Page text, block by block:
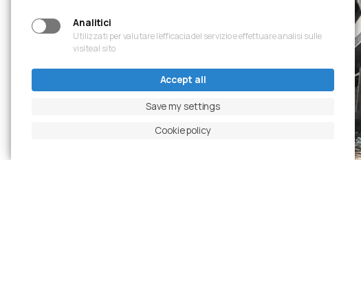
Analitici
Utilizzati per valutare l’efficacia del servizio e effettuare analisi sulle
visite al sito
Accept all
Save my settings
Cookie policy